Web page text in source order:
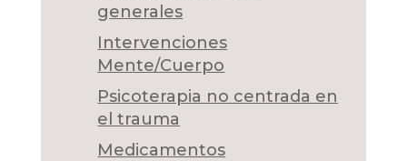
generales
Intervenciones
Mente/Cuerpo
Psicoterapia no centrada en
el trauma
Medicamentos